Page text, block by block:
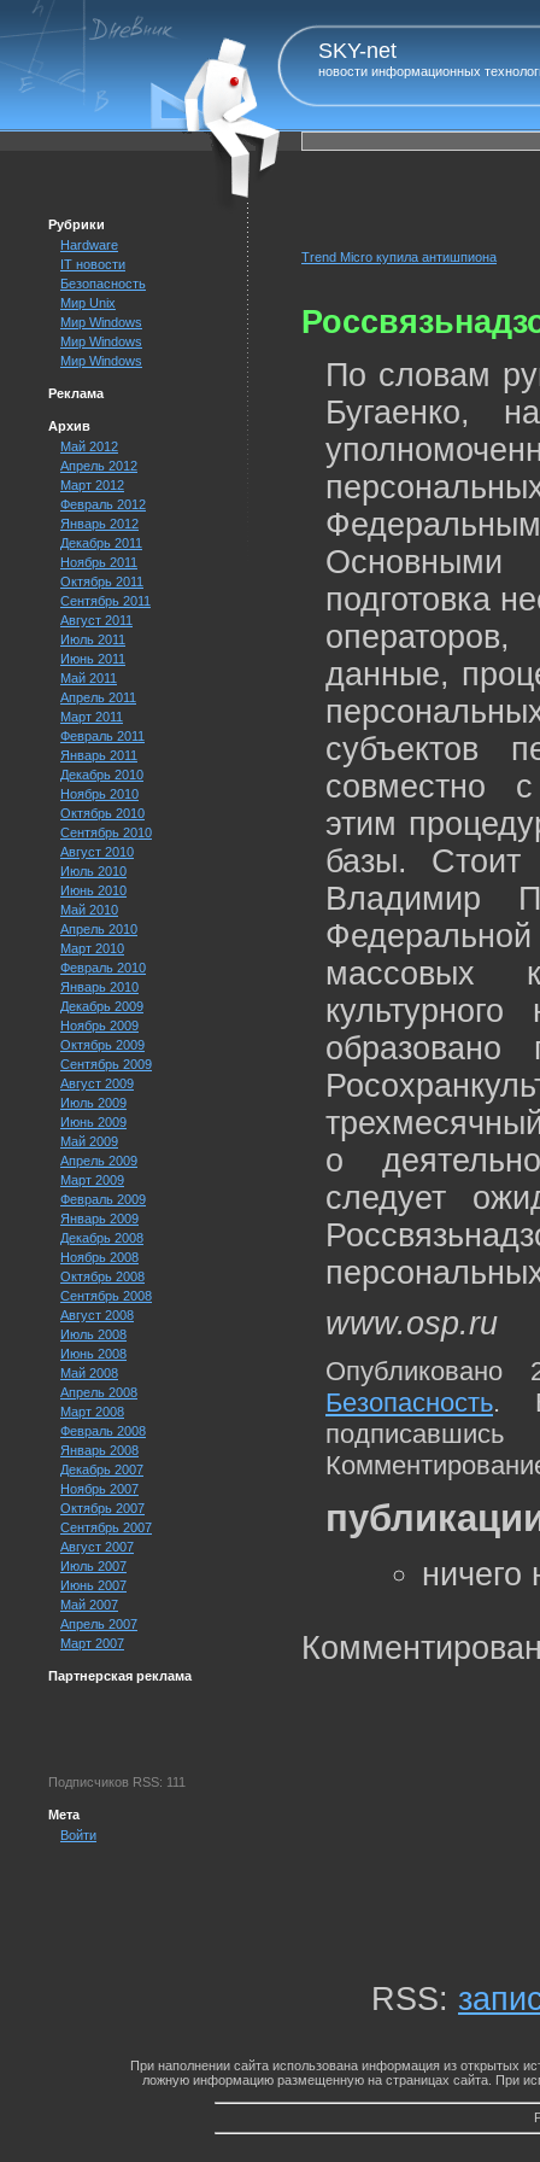
SKY-net
новости информационных
Рубрики
Hardware
IT новости
Безопасность
Мир Unix
Мир Windows
Мир Windows
Мир Windows
Реклама
Архив
Май 2012
Апрель 2012
Март 2012
Февраль 2012
Январь 2012
Декабрь 2011
Ноябрь 2011
Октябрь 2011
Сентябрь 2011
Август 2011
Июль 2011
Июнь 2011
Май 2011
Апрель 2011
Март 2011
Февраль 2011
Январь 2011
Декабрь 2010
Ноябрь 2010
Октябрь 2010
Сентябрь 2010
Август 2010
Июль 2010
Июнь 2010
Май 2010
Апрель 2010
Март 2010
Февраль 2010
Январь 2010
Декабрь 2009
Ноябрь 2009
Октябрь 2009
Сентябрь 2009
Август 2009
Июль 2009
Июнь 2009
Май 2009
Апрель 2009
Март 2009
Февраль 2009
Январь 2009
Декабрь 2008
Ноябрь 2008
Октябрь 2008
Сентябрь 2008
Август 2008
Июль 2008
Июнь 2008
Май 2008
Апрель 2008
Март 2008
Февраль 2008
Январь 2008
Декабрь 2007
Ноябрь 2007
Октябрь 2007
Сентябрь 2007
Август 2007
Июль 2007
Июнь 2007
Май 2007
Апрель 2007
Март 2007
Партнерская реклама
Подписчиков RSS: 111
Мета
Войти
Trend Micro купила антишпиона
По словам
Бугаенко,
подготовка
данные,
субъектов
совместно
этим
базы. Стоит
Владимир
массовых
образовано
о
следует
www.osp.ru
Безопасность.
RSS:
При наполнении сайта использована информация из открытых
ложную информацию размещенную на страницах сайта. При